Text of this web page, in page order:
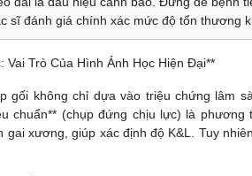
sĩ đánh giá chính xác mức độ tổn thương
Vai Trò Của Hình Ảnh Học Hiện Đại**
gối không chỉ dựa vào triệu chứng lâm
chuẩn** (chụp đứng chịu lực) là
gai xương, giúp xác định độ K&L. Tuy